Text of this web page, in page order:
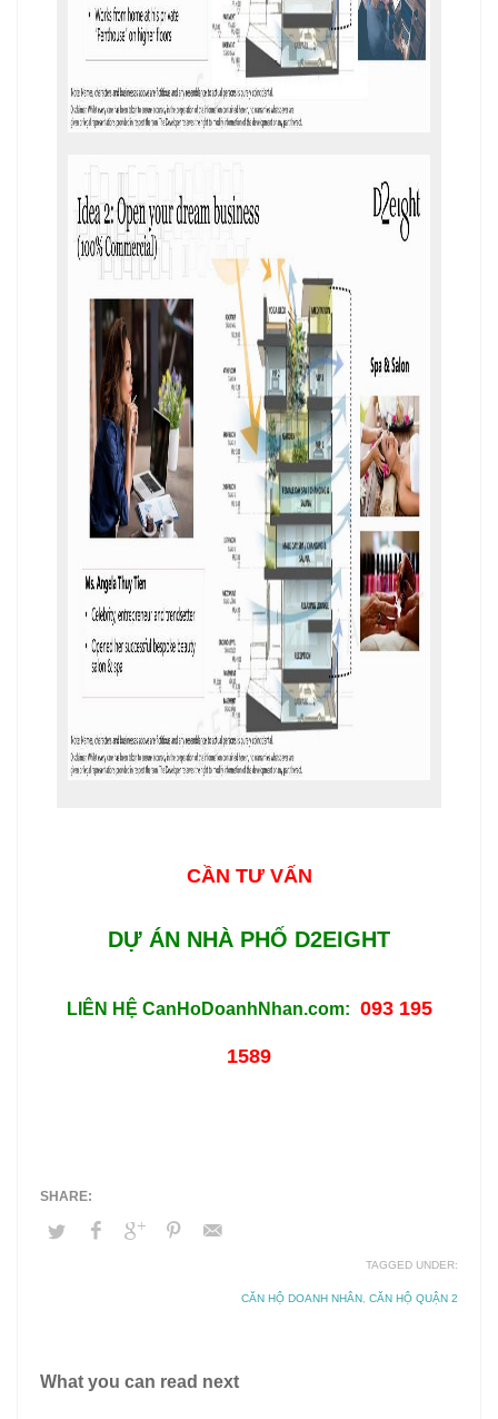
CẦN TƯ VẤN
DỰ ÁN NHÀ PHỐ D2EIGHT
LIÊN HỆ CanHoDoanhNhan.com: 093 195
1589
TAGGED UNDER:
CĂN HỘ DOANH NHÂN CĂN HỘ QUẬN 2
What you can read next